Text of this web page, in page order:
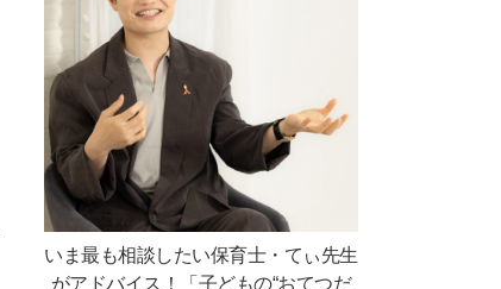
いま最も相談したい保育士・てぃ先生
がアドバイス！「子どもの“おてつだ